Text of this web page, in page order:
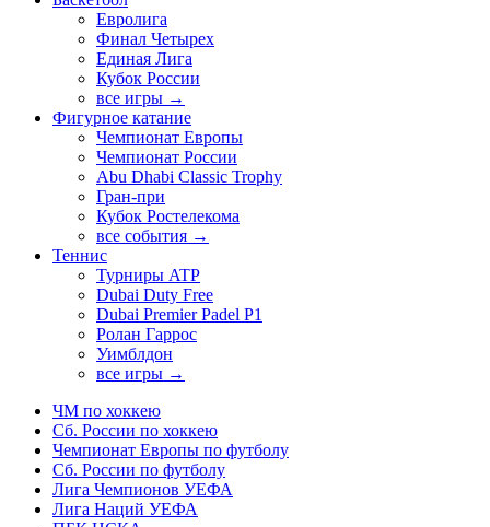
Евролига
Финал Четырех
Единая Лига
Кубок России
все игры →
Фигурное катание
Чемпионат Европы
Чемпионат России
Abu Dhabi Classic Trophy
Гран-при
Кубок Ростелекома
все события →
Теннис
Турниры ATP
Dubai Duty Free
Dubai Premier Padel P1
Ролан Гаррос
Уимблдон
все игры →
ЧМ по хоккею
Сб. России по хоккею
Чемпионат Европы по футболу
Сб. России по футболу
Лига Чемпионов УЕФА
Лига Наций УЕФА